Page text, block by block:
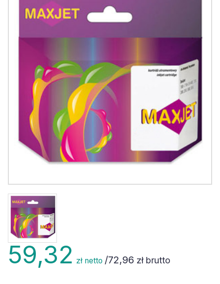
59,32 zł netto /72,96 zł brutto